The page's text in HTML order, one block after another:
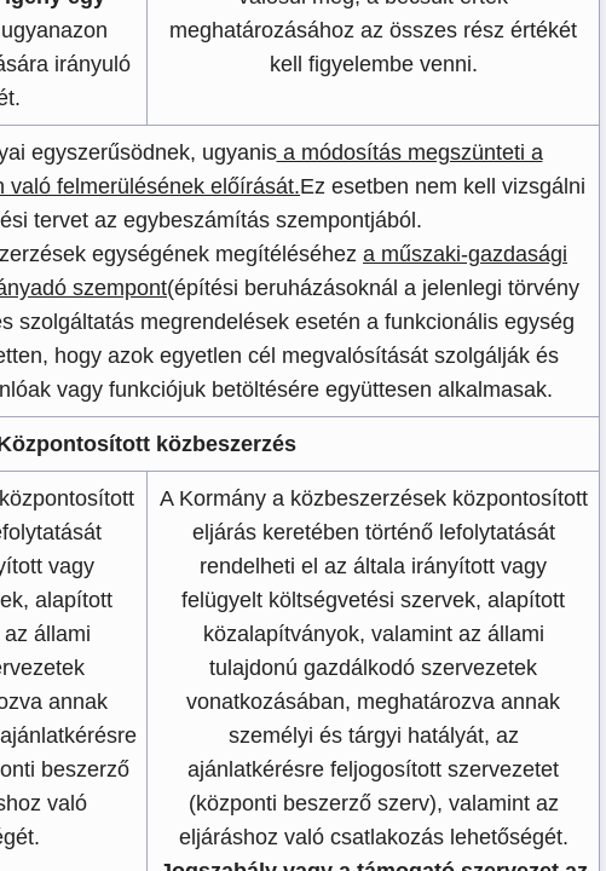
irányuló
meghatározásához az összes rész értékét
kell figyelembe venni.
egyszerűsödnek, ugyanisa módosítás megszünteti a
való felmerülésének előírását.Ez esetben nem kell vizsgálni
tervet az egybeszámítás szempontjából.
egységének megítéléséhez a műszaki-gazdasági
szempont(építési beruházásoknál a jelenlegi törvény
szolgáltatás megrendelések esetén a funkcionális egység
hogy azok egyetlen cél megvalósítását szolgálják és
vagy funkciójuk betöltésére együttesen alkalmasak.
közbeszerzés
vagy
alapított
állami
annak
beszerző
való
A Kormány a közbeszerzések központosított
eljárás keretében történő lefolytatását
rendelheti el az általa irányított vagy
felügyelt költségvetési szervek, alapított
közalapítványok, valamint az állami
tulajdonú gazdálkodó szervezetek
vonatkozásában, meghatározva annak
személyi és tárgyi hatályát, az
ajánlatkérésre feljogosított szervezetet
(központi beszerző szerv), valamint az
eljáráshoz való csatlakozás lehetőségét.